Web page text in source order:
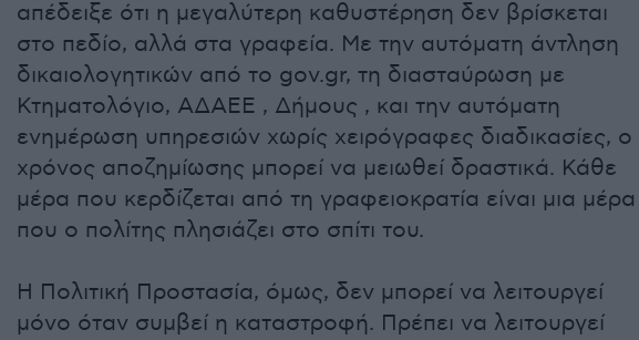
απέδειξε ότι η μεγαλύτερη καθυστέρηση δεν βρίσκεται
στο πεδίο, αλλά στα γραφεία. Με την αυτόματη άντληση
δικαιολογητικών από το gov.gr, τη διασταύρωση με
Κτηματολόγιο, ΑΔΑΕΕ , Δήμους , και την αυτόματη
ενημέρωση υπηρεσιών χωρίς χειρόγραφες διαδικασίες, ο
χρόνος αποζημίωσης μπορεί να μειωθεί δραστικά. Κάθε
μέρα που κερδίζεται από τη γραφειοκρατία είναι μια μέρα
που ο πολίτης πλησιάζει στο σπίτι του.
Η Πολιτική Προστασία, όμως, δεν μπορεί να λειτουργεί
μόνο όταν συμβεί η καταστροφή. Πρέπει να λειτουργεί